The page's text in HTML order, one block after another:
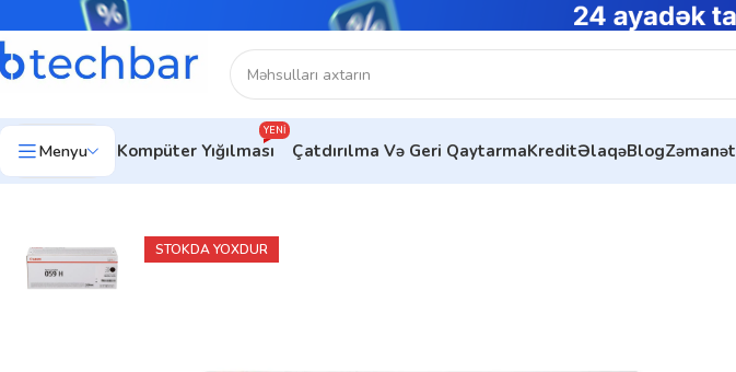
Menyu Kompüter Yığılması
YENI
Çatdırılma Və Geri QaytarmaKreditƏlaqəBlogZəmanət
Ev Çap avadanlıqları
STOKDA YOXDUR